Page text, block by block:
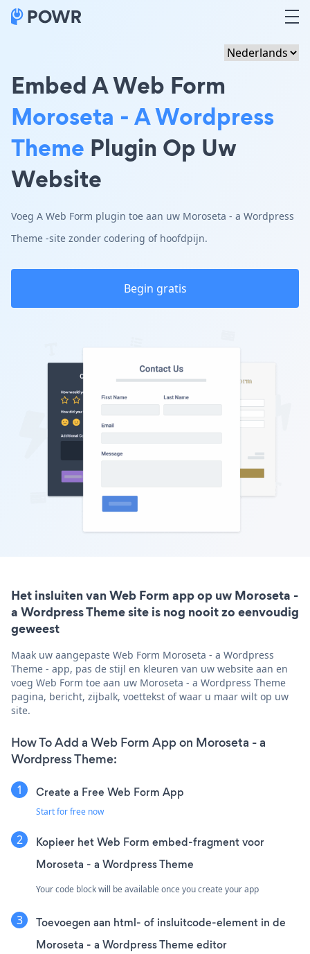
Embed A Web Form
Moroseta - A Wordpress
Theme Plugin Op Uw
Website
Voeg A Web Form plugin toe aan uw Moroseta - a Wordpress
Theme -site zonder codering of hoofdpijn.
Begin gratis
Het insluiten van Web Form app op uw Moroseta -
a Wordpress Theme site is nog nooit zo eenvoudig
geweest
Maak uw aangepaste Web Form Moroseta - a Wordpress
Theme - app, pas de stijl en kleuren van uw website aan en
voeg Web Form toe aan uw Moroseta - a Wordpress Theme
pagina, bericht, zijbalk, voettekst of waar u maar wilt op uw
site.
How To Add a Web Form App on Moroseta - a
Wordpress Theme:
Create a Free Web Form App
Start for free now
Kopieer het Web Form embed-fragment voor
Moroseta - a Wordpress Theme
Your code block will be available once you create your app
Toevoegen aan html- of insluitcode-element in de
Moroseta - a Wordpress Theme editor